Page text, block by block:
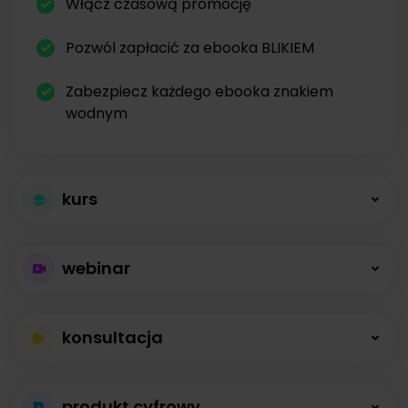
Pozwól zapłacić za ebooka BLIKIEM
Zabezpiecz każdego ebooka znakiem
wodnym
kurs
kursów
Kursy online z modułami, lekcjami, nagraniami i
opisami dostępne od zaraz.
webinar
bez limitów
konsultacja